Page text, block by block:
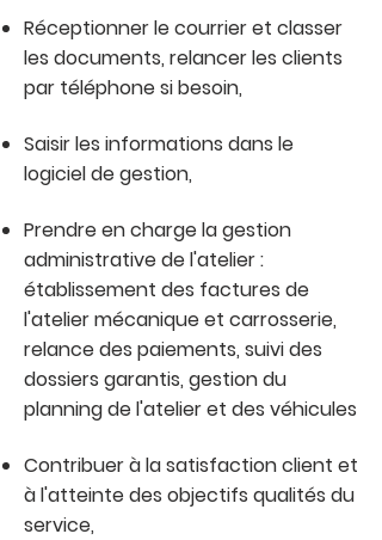
Réceptionner le courrier et classer
les documents, relancer les clients
par téléphone si besoin,
Saisir les informations dans le
logiciel de gestion,
Prendre en charge la gestion
administrative de l'atelier :
établissement des factures de
l'atelier mécanique et carrosserie,
relance des paiements, suivi des
dossiers garantis, gestion du
planning de l'atelier et des véhicules
Contribuer à la satisfaction client et
à l'atteinte des objectifs qualités du
service,